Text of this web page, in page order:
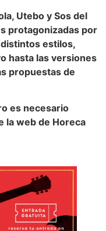
Utebo y Sos del
protagonizadas por
estilos,
hasta las versiones
propuestas de
es necesario
la web de Horeca